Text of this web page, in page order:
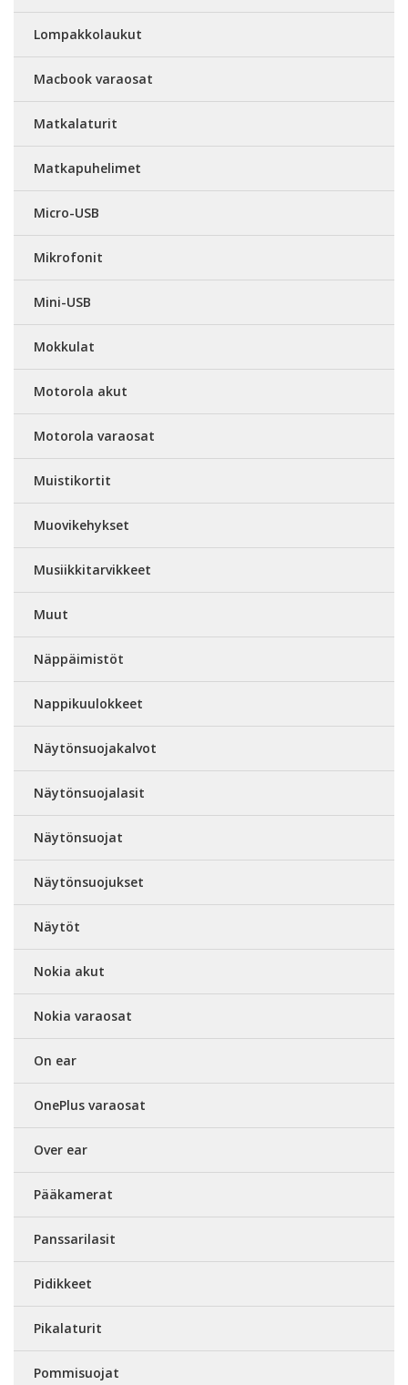
Lompakkolaukut
Macbook varaosat
Matkalaturit
Matkapuhelimet
Micro-USB
Mikrofonit
Mini-USB
Mokkulat
Motorola akut
Motorola varaosat
Muistikortit
Muovikehykset
Musiikkitarvikkeet
Muut
Näppäimistöt
Nappikuulokkeet
Näytönsuojakalvot
Näytönsuojalasit
Näytönsuojat
Näytönsuojukset
Näytöt
Nokia akut
Nokia varaosat
On ear
OnePlus varaosat
Over ear
Pääkamerat
Panssarilasit
Pidikkeet
Pikalaturit
Pommisuojat